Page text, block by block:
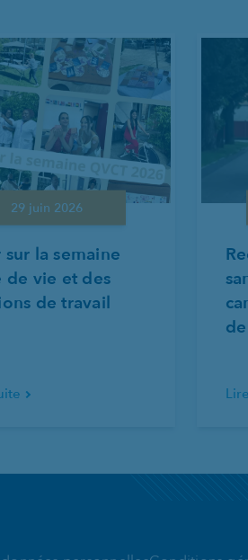
29 juin 2026
sur la semaine
de vie et des
de travail